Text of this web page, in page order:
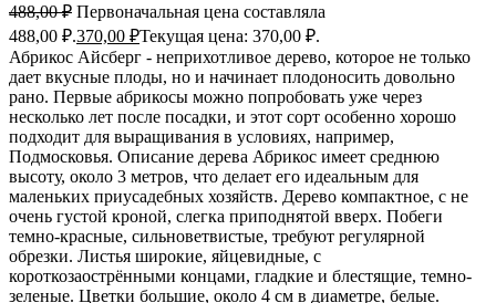
488,00₽ Первоначальная цена составляла
488,00 ₽.370,00 ₽Текущая цена: 370,00 ₽.
Абрикос Айсберг - неприхотливое дерево, которое не только
дает вкусные плоды, но и начинает плодоносить довольно
рано. Первые абрикосы можно попробовать уже через
несколько лет после посадки, и этот сорт особенно хорошо
подходит для выращивания в условиях, например,
Подмосковья. Описание дерева Абрикос имеет среднюю
высоту, около 3 метров, что делает его идеальным для
маленьких приусадебных хозяйств. Дерево компактное, с не
очень густой кроной, слегка приподнятой вверх. Побеги
темно-красные, сильноветвистые, требуют регулярной
обрезки. Листья широкие, яйцевидные, с
короткозаострёнными концами, гладкие и блестящие, темно-
зеленые. Цветки большие, около 4 см в диаметре, белые.